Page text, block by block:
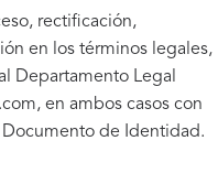
rectificación,
en los términos legales,
Departamento Legal
, en ambos casos con
de Identidad.